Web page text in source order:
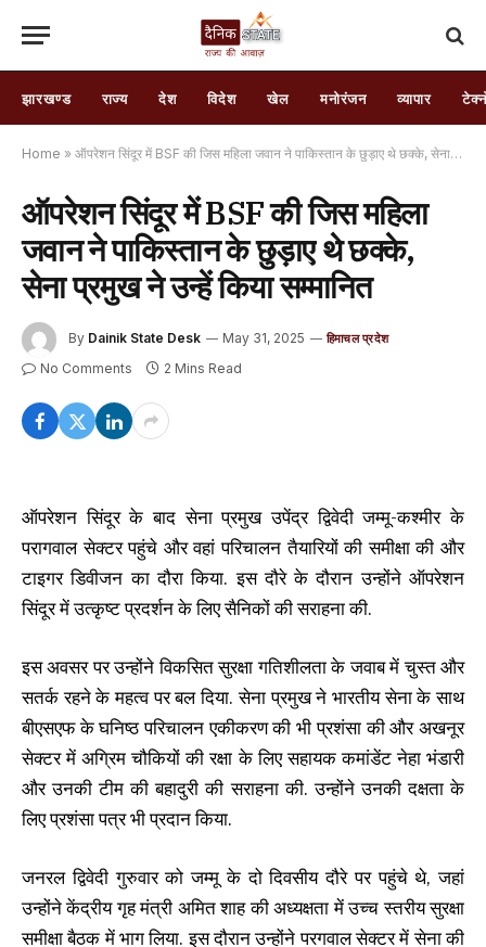
झारखण्ड राज्य देश विदेश खेल मनोरंजन व्यापार
Home » ऑपरेशन सिंदूर में BSF की जिस महिला जवान ने पाकिस्तान के छुड़ाए थे छक्के, सेना प्रमुख ने उन्हें किया सम्मानित
ऑपरेशन सिंदूर में BSF की जिस महिला
जवान ने पाकिस्तान के छुड़ाए थे छक्के,
सेना प्रमुख ने उन्हें किया सम्मानित
By Dainik State Desk May 31, 2025 हिमाचल प्रदेश
No Comments 2 Mins Read
ऑपरेशन सिंदूर के बाद सेना प्रमुख उपेंद्र द्विवेदी जम्मू-कश्मीर के
परागवाल सेक्टर पहुंचे और वहां परिचालन तैयारियों की समीक्षा की और
टाइगर डिवीजन का दौरा किया. इस दौरे के दौरान उन्होंने ऑपरेशन
सिंदूर में उत्कृष्ट प्रदर्शन के लिए सैनिकों की सराहना की.
इस अवसर पर उन्होंने विकसित सुरक्षा गतिशीलता के जवाब में चुस्त और
सतर्क रहने के महत्व पर बल दिया. सेना प्रमुख ने भारतीय सेना के साथ
बीएसएफ के घनिष्ठ परिचालन एकीकरण की भी प्रशंसा की और अखनूर
सेक्टर में अग्रिम चौकियों की रक्षा के लिए सहायक कमांडेंट नेहा भंडारी
और उनकी टीम की बहादुरी की सराहना की. उन्होंने उनकी दक्षता के
लिए प्रशंसा पत्र भी प्रदान किया.
जनरल द्विवेदी गुरुवार को जम्मू के दो दिवसीय दौरे पर पहुंचे थे, जहां
उन्होंने केंद्रीय गृह मंत्री अमित शाह की अध्यक्षता में उच्च स्तरीय सुरक्षा
समीक्षा बैठक में भाग लिया. इस दौरान उन्होंने परगवाल सेक्टर में सेना की